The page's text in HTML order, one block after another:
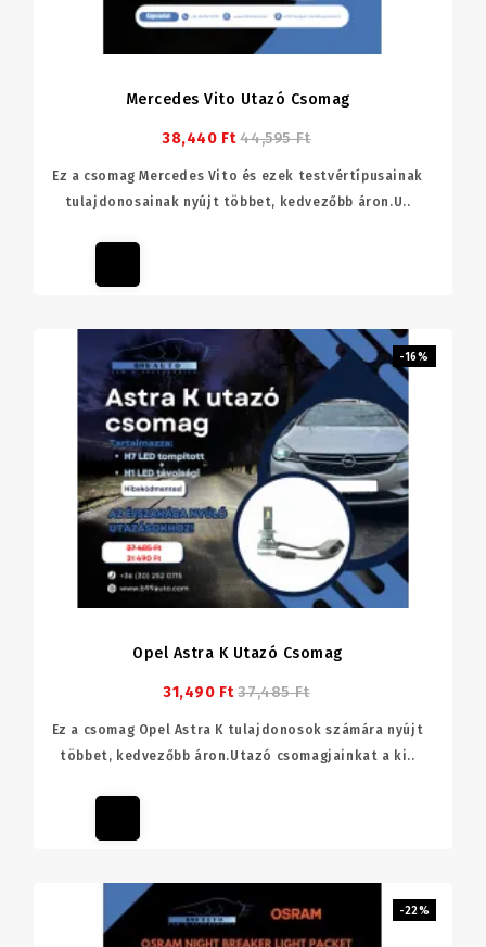
Mercedes Vito Utazó Csomag
38,440 Ft 44,595 Ft
Ez a csomag Mercedes Vito és ezek testvértípusainak
tulajdonosainak nyújt többet, kedvezőbb áron.U..
-16%
Opel Astra K Utazó Csomag
31,490 Ft 37,485 Ft
Ez a csomag Opel Astra K tulajdonosok számára nyújt
többet, kedvezőbb áron.Utazó csomagjainkat a ki..
-22%